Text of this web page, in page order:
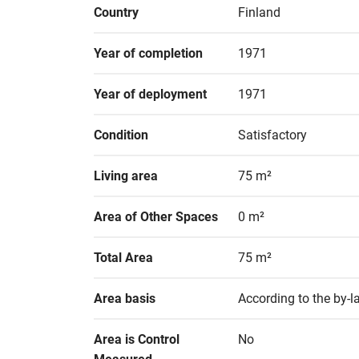
Country Finland
Year of completion 1971
Year of deployment 1971
Condition Satisfactory
Living area 75 m²
Area of Other Spaces 0 m²
Total Area 75 m²
Area basis According to the by-
Area is Control
No